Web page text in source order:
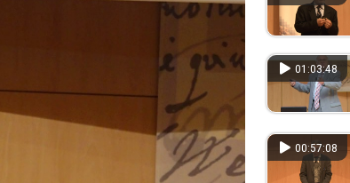
01:03:48
00:57:08